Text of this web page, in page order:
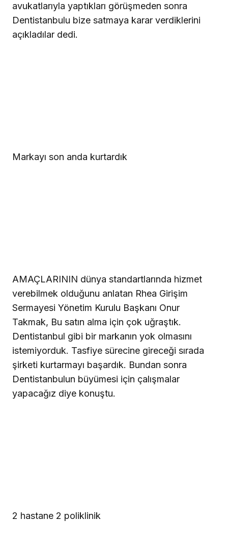
avukatlarıyla yaptıkları görüşmeden sonra
Dentistanbulu bize satmaya karar verdiklerini
açıkladılar dedi.
Markayı son anda kurtardık
AMAÇLARININ dünya standartlarında hizmet
verebilmek olduğunu anlatan Rhea Girişim
Sermayesi Yönetim Kurulu Başkanı Onur
Takmak, Bu satın alma için çok uğraştık.
Dentistanbul gibi bir markanın yok olmasını
istemiyorduk. Tasfiye sürecine gireceği sırada
şirketi kurtarmayı başardık. Bundan sonra
Dentistanbulun büyümesi için çalışmalar
yapacağız diye konuştu.
2 hastane 2 poliklinik